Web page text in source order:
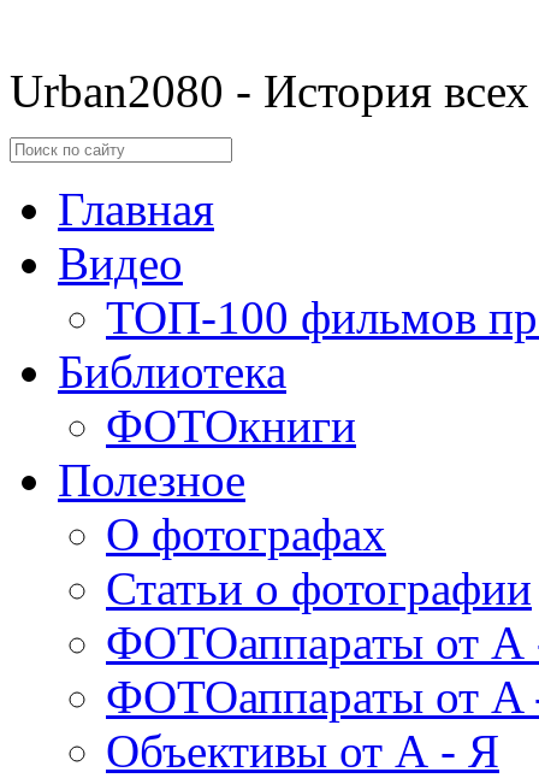
Urban2080 - История
Главная
Видео
ТОП-100 фильмов
Библиотека
ФОТОкниги
Полезное
О фотографах
Статьи о фотографии
ФОТОаппараты от А
ФОТОаппараты от A
Объективы от А - Я